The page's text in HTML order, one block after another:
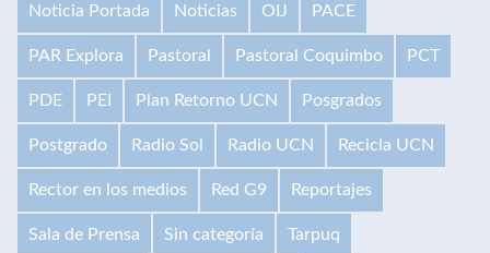
Noticia Portada Noticias OIJ PACE
PAR Explora Pastoral Pastoral Coquimbo PCT
PDE PEI Plan Retorno UCN Posgrados
Postgrado Radio Sol Radio UCN Recicla UCN
Rector en los medios Red G9 Reportajes
Sala de Prensa Sin categoría Tarpuq